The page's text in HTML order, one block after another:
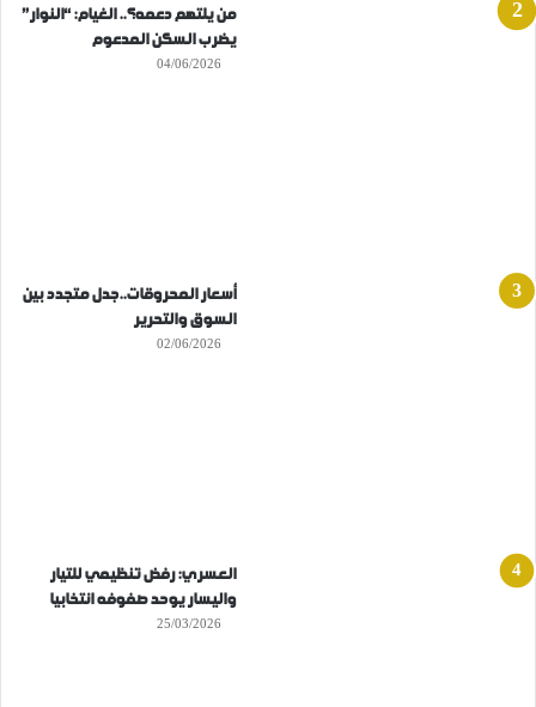
من يلتهم دعمه؟.. الغيام: “النوار”
يضرب السكن المدعوم
04/06/2026
أسعار المحروقات..جدل متجدد بين
السوق والتحرير
02/06/2026
العسري: رفض تنظيمي للتيار
واليسار يوحد صفوفه انتخابيا
25/03/2026